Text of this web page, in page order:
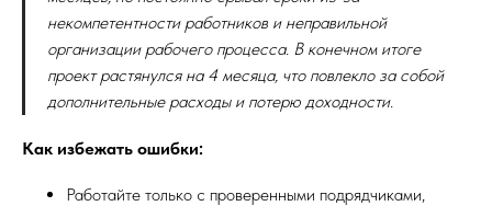
некомпетентности работников и неправильной
организации рабочего процесса. В конечном итоге
проект растянулся на 4 месяца, что повлекло за собой
дополнительные расходы и потерю доходности.
Как избежать ошибки:
Работайте только с проверенными подрядчиками,